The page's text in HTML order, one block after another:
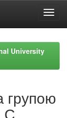
University
групою